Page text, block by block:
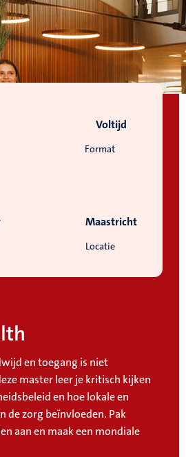
Format
Voltijd
Locatie
Maastricht
en toegang is niet
master leer je kritisch kijken
en hoe lokale en
de zorg beïnvloeden. Pak
aan en maak een mondiale